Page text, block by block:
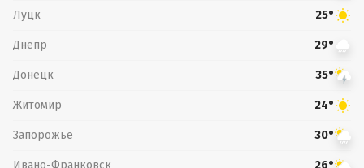
Луцк 25°
Днепр 29°
Донецк 35°
Житомир 24°
Запорожье 30°
Ивано-Франковск 26°